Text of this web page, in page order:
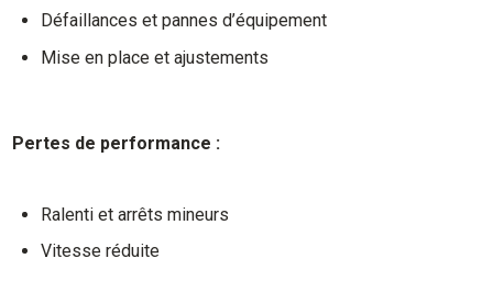
Défaillances et pannes d’équipement
Mise en place et ajustements
Pertes de performance :
Ralenti et arrêts mineurs
Vitesse réduite